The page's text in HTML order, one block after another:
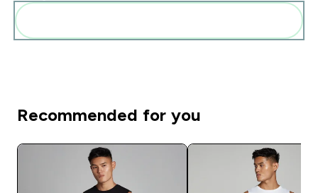
Recommended for you